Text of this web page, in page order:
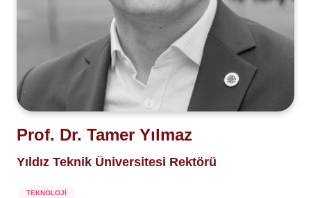
Prof. Dr. Tamer Yılmaz
Yıldız Teknik Üniversitesi Rektörü
TEKNOLOJİ